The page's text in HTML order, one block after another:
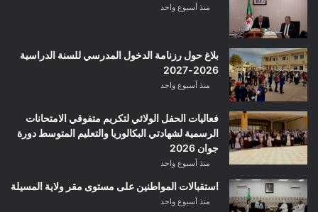
منذ أسبوع واحد
بلاغ حول رزنامة الدخول المدرسي للسنة الدراسية
2026-2027
منذ أسبوع واحد
فعاليات الحفل الولائي لتكريم متفوقي الامتحانات
الرسمية لشهادتي البكالوريا والتعليم المتوسط دورة
جوان 2026
منذ أسبوع واحد
استقبالات المواطنين على مستوى مقر ولاية المسيلة
منذ أسبوع واحد